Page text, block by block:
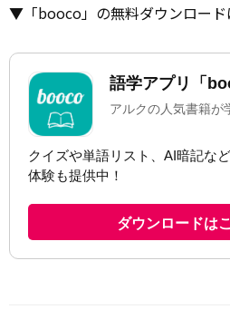
▼「booco」の無料ダウンロード